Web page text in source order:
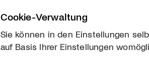
Über uns
Cookie-Verwaltung
Sie können in den Einstellungen
auf Basis Ihrer Einstellungen